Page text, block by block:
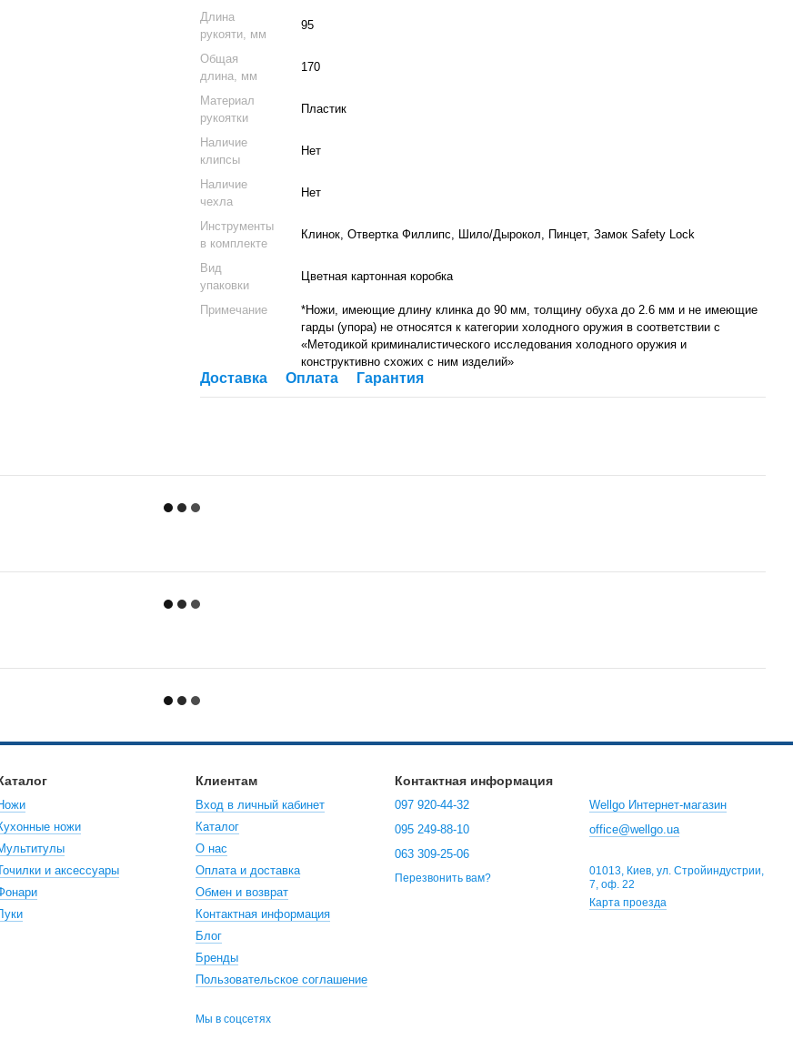
Длина
рукояти, мм
95
Общая
длина, мм
170
Материал
рукоятки
Пластик
Наличие
клипсы
Нет
Наличие
чехла
Нет
Инструменты
в комплекте
Клинок, Отвертка Филлипс, Шило/Дырокол, Пинцет, Замок Safety Lock
Вид
упаковки
Цветная картонная коробка
Примечание
*Ножи, имеющие длину клинка до 90 мм, толщину обуха до 2.6 мм и не имеющие
гарды (упора) не относятся к категории холодного оружия в соответствии с
«Методикой криминалистического исследования холодного оружия и
конструктивно схожих с ним изделий»
Доставка Оплата Гарантия
ножи
и аксессуары
Клиентам
Вход в личный кабинет
Каталог
О нас
Оплата и доставка
Обмен и возврат
Контактная информация
Блог
Бренды
Пользовательское соглашение
Мы в соцсетях
Контактная информация
097 920-44-32
095 249-88-10
063 309-25-06
Перезвонить вам?
Wellgo Интернет-магазин
office@wellgo.ua
01013, Киев, ул. Стройиндустрии,
7, оф. 22
Карта проезда